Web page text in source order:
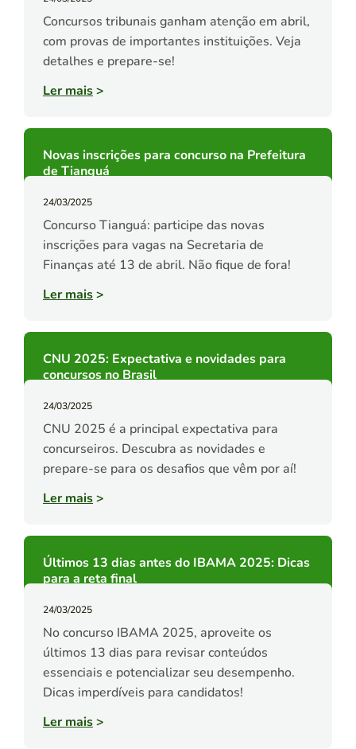
Concursos tribunais ganham atenção em abril,
com provas de importantes instituições. Veja
detalhes e prepare-se!
Ler mais>
Novas inscrições para concurso na Prefeitura
de Tianguá
24/03/2025
Concurso Tianguá: participe das novas
inscrições para vagas na Secretaria de
Finanças até 13 de abril. Não fique de fora!
Ler mais>
CNU 2025: Expectativa e novidades para
concursos no Brasil
24/03/2025
CNU 2025 é a principal expectativa para
concurseiros. Descubra as novidades e
prepare-se para os desafios que vêm por aí!
Ler mais>
Últimos 13 dias antes do IBAMA 2025: Dicas
para a reta final
24/03/2025
No concurso IBAMA 2025, aproveite os
últimos 13 dias para revisar conteúdos
essenciais e potencializar seu desempenho.
Dicas imperdíveis para candidatos!
Ler mais>